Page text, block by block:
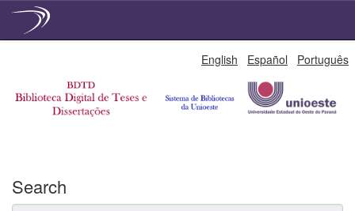
English Español Português
Search